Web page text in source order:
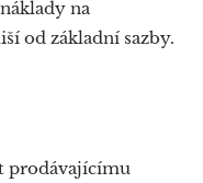
na
od základní sazby.
prodávajícímu